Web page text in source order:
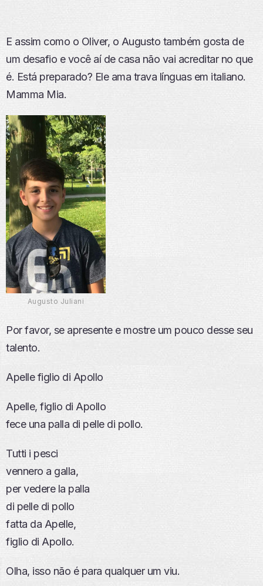
E assim como o Oliver, o Augusto também gosta de
um desafio e você aí de casa não vai acreditar no que
é. Está preparado? Ele ama trava línguas em italiano.
Mamma Mia.
Augusto Juliani
Por favor, se apresente e mostre um pouco desse seu
talento.
Apelle figlio di Apollo
Apelle, figlio di Apollo
fece una palla di pelle di pollo.
Tutti i pesci
vennero a galla,
per vedere la palla
di pelle di pollo
fatta da Apelle,
figlio di Apollo.
Olha, isso não é para qualquer um viu.